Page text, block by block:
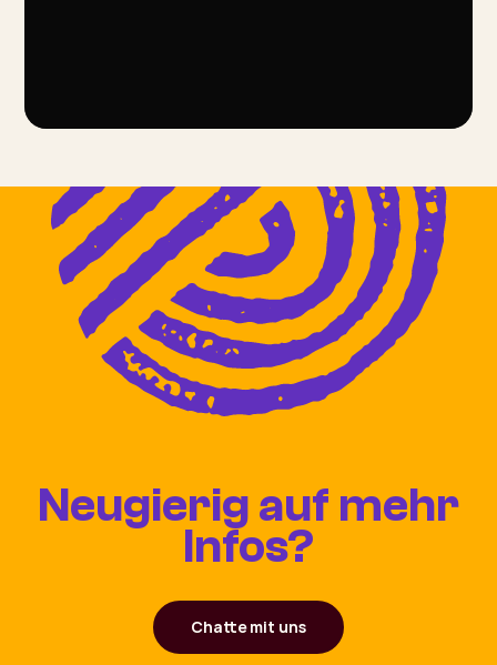
Neugierig auf mehr
Infos?
Chatte mit uns